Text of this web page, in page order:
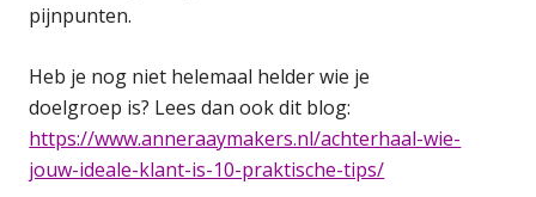
pijnpunten.
Heb je nog niet helemaal helder wie je
doelgroep is? Lees dan ook dit blog:
https://www.anneraaymakers.nl/achterhaal-wie-
jouw-ideale-klant-is-10-praktische-tips/